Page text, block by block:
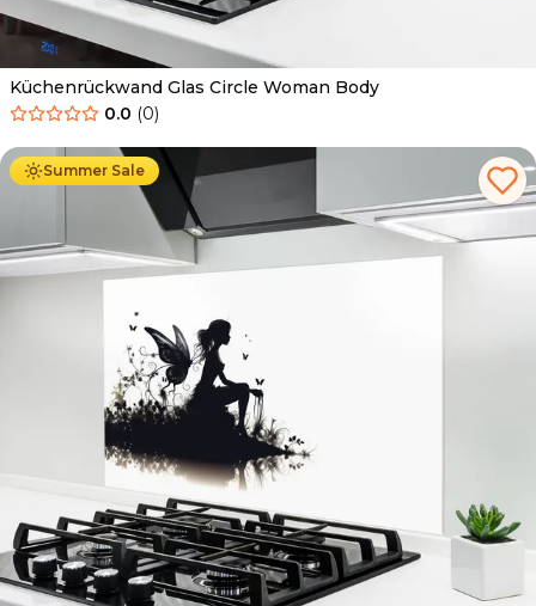
Küchenrückwand Glas Circle Woman Body
0.0 (0)
Summer Sale
Ab 69.90 € 34.90